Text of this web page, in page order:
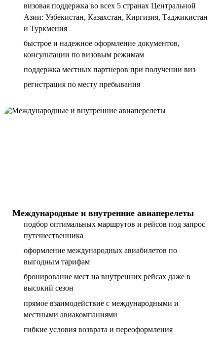
визовая поддержка во всех 5 странах Центральной
Азии: Узбекистан, Казахстан, Киргизия, Таджикистан
и Туркмения
быстрое и надежное оформление документов,
консультации по визовым режимам
поддержка местных партнеров при получении виз
регистрация по месту пребывания
Международные и внутренние авиаперелеты
подбор оптимальных маршрутов и рейсов под запрос
путешественника
оформление международных авиабилетов по
выгодным тарифам
бронирование мест на внутренних рейсах даже в
высокий сезон
прямое взаимодействие с международными и
местными авиакомпаниями
гибкие условия возврата и переоформления